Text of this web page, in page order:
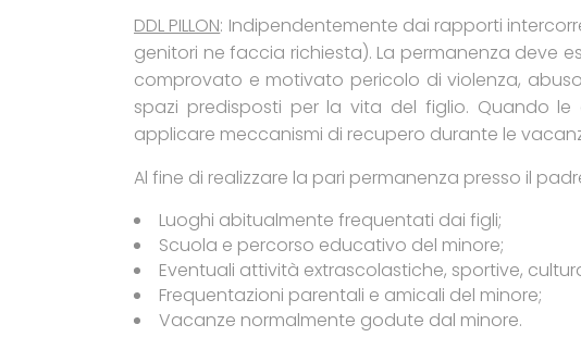
DDL PILLON: Indipendentemente dai rapporti
genitori ne faccia richiesta). La permanenza deve
comprovato e motivato pericolo di violenza,
spazi predisposti per la vita del figlio. Quando
applicare meccanismi di recupero durante le
Al fine di realizzare la pari permanenza presso il
Luoghi abitualmente frequentati dai figli;
Scuola e percorso educativo del minore;
Eventuali attività extrascolastiche, sportive,
Frequentazioni parentali e amicali del minore;
Vacanze normalmente godute dal minore.